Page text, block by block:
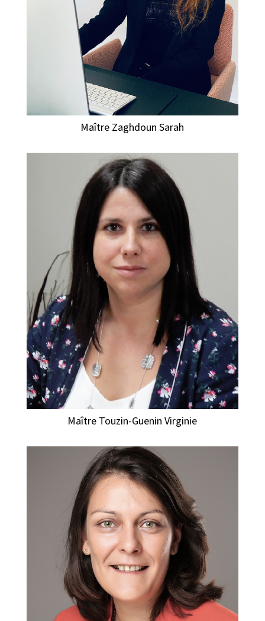
Maître Zaghdoun Sarah
Maître Touzin-Guenin Virginie